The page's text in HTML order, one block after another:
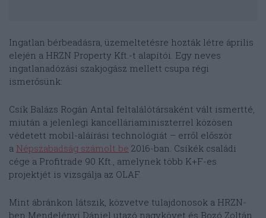
Ingatlan bérbeadásra, üzemeltetésre hozták létre április
elején a HRZN Property Kft.-t alapítói. Egy neves
ingatlanadózási szakjogász mellett csupa régi
ismerősünk:
Csík Balázs Rogán Antal feltalálótársaként vált ismertté,
miután a jelenlegi kancelláriaminiszterrel közösen
védetett mobil-aláírási technológiát – erről először
a Népszabadság számolt be 2016-ban. Csíkék családi
cége a Profitrade 90 Kft., amelynek több K+F-es
projektjét is vizsgálja az OLAF.
Mint ábránkon látszik, közvetve tulajdonosok a HRZN-
ben Mendelényi Dániel utazó nagykövet és Bozó Zoltán